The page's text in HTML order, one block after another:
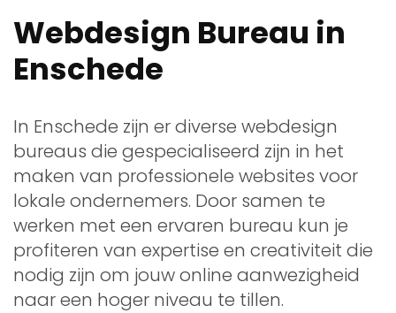
Webdesign Bureau in
Enschede
In Enschede zijn er diverse webdesign
bureaus die gespecialiseerd zijn in het
maken van professionele websites voor
lokale ondernemers. Door samen te
werken met een ervaren bureau kun je
profiteren van expertise en creativiteit die
nodig zijn om jouw online aanwezigheid
naar een hoger niveau te tillen.